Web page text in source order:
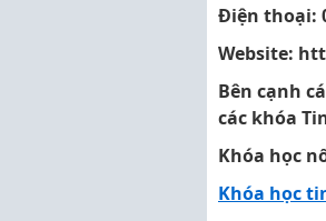
Điện thoại:
Website:
Bên cạnh
các khóa
Khóa học
Khóa học